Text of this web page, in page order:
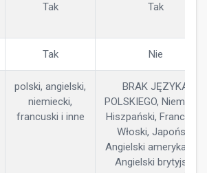
Tak Tak
Tak Nie
polski, angielski,
niemiecki,
francuski i inne
BRAK JĘZYKA
POLSKIEGO, Niemiecki,
Hiszpański, Francuski,
Włoski, Japoński,
Angielski amerykański,
Angielski brytyjski,